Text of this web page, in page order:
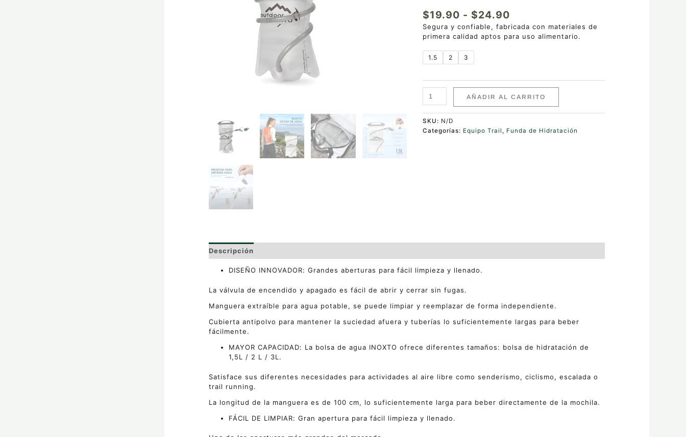
$19.90 - $24.90
Segura y confiable, fabricada con materiales de
primera calidad aptos para uso alimentario.
1.5 2 3
AÑADIR AL CARRITO
SKU: N/D
Categorías: Equipo Trail , Funda de Hidratación
Descripción
DISEÑO INNOVADOR: Grandes aberturas para fácil limpieza y llenado.
La válvula de encendido y apagado es fácil de abrir y cerrar sin fugas.
Manguera extraíble para agua potable, se puede limpiar y reemplazar de forma independiente.
Cubierta antipolvo para mantener la suciedad afuera y tuberías lo suficientemente largas para beber
fácilmente.
MAYOR CAPACIDAD: La bolsa de agua INOXTO ofrece diferentes tamaños: bolsa de hidratación de
1,5L / 2 L / 3L.
Satisface sus diferentes necesidades para actividades al aire libre como senderismo, ciclismo, escalada o
trail running.
La longitud de la manguera es de 100 cm, lo suficientemente larga para beber directamente de la mochila.
FÁCIL DE LIMPIAR: Gran apertura para fácil limpieza y llenado.